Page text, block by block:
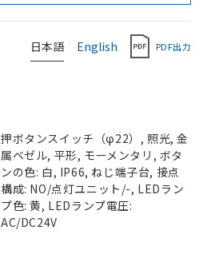
日本語 English PDF出力
押ボタンスイッチ（φ22）, 照光, 金
属ベゼル, 平形, モーメンタリ, ボタ
ンの色: 白, IP66, ねじ端子台, 接点
構成: NO/点灯ユニット/-, LEDラン
プ色: 黄, LEDランプ電圧:
AC/DC24V